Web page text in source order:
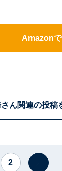
Amazon
ん関連の投稿
2